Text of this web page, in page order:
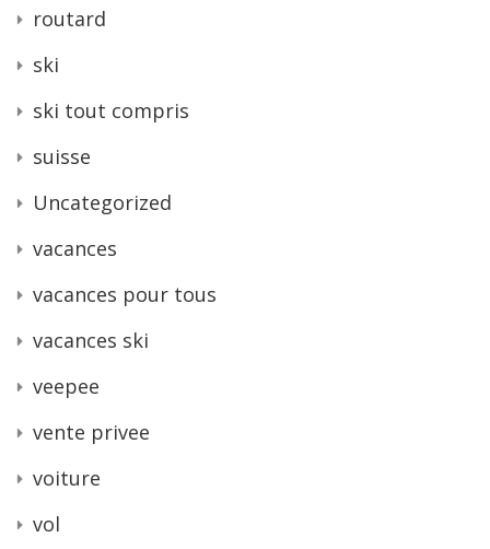
routard
ski
ski tout compris
suisse
Uncategorized
vacances
vacances pour tous
vacances ski
veepee
vente privee
voiture
vol